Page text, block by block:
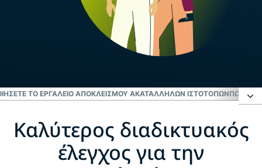
ΤΟ ΕΡΓΑΛΕΊΟ ΑΠΟΚΛΕΙΣΜΟΎ ΑΚΑΤΆΛΛΗΛΩΝ ΙΣΤΌΤΟΠΩΝΠΏΣ
Καλύτερος διαδικτυακός έλεγχος για την
οικογένειά σας
Καλύτερος διαδικτυακός
έλεγχος για την